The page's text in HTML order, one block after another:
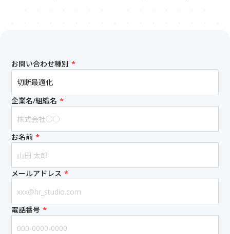
お問い合わせ種別 *
企業名/組織名 *
お名前 *
メールアドレス *
電話番号 *